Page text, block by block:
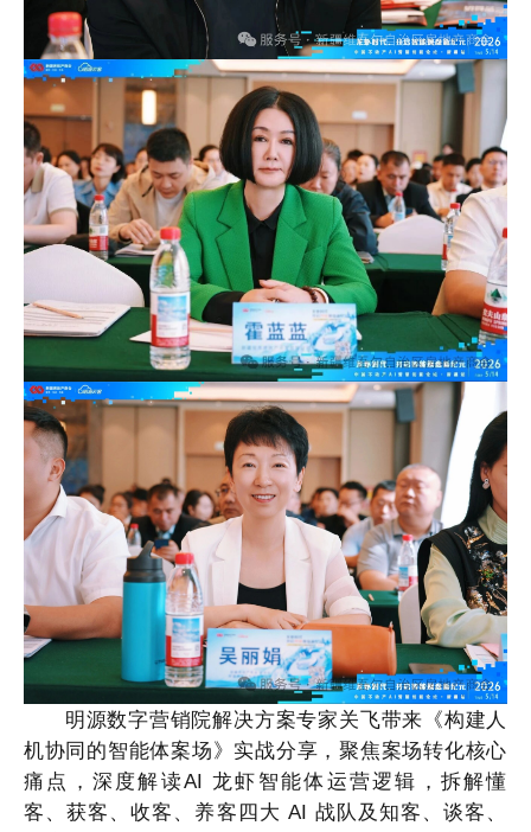
明源数字营销院解决方案专家关飞带来《构建人
机协同的智能体案场》实战分享，聚焦案场转化核心
痛点，深度解读AI 龙虾智能体运营逻辑，拆解懂
客、获客、收客、养客四大 AI 战队及知客、谈客、